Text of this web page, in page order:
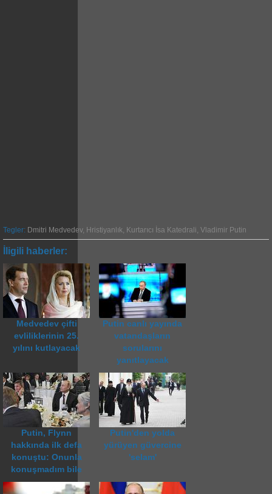
Tegler: Dmitri Medvedev, Hristiyanlık, Kurtarıcı İsa Katedrali, Vladimir Putin
İligili haberler:
Medvedev çifti
evliliklerinin 25.
yılını kutlayacak
Putin canlı yayında
vatandaşların
sorularını
yanıtlayacak
Putin, Flynn
hakkında ilk defa
konuştu: Onunla
konuşmadım bile
Putin'den yolda
yürüyen güvercine
'selam'